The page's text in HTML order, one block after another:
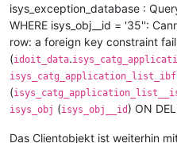
isys_exception_database :
WHERE isys_obj__id = '35'':
row: a foreign key constraint
(idoit_data.
(
isys_obj (isys_obj__id ) ON
Das Clientobjekt ist weiterhin